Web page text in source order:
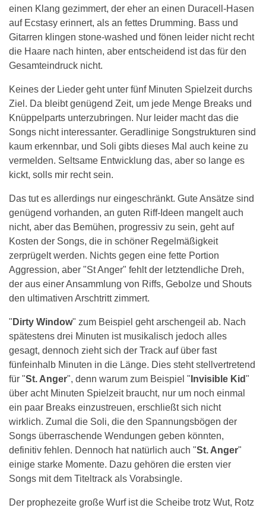
einen Klang gezimmert, der eher an einen Duracell-Hasen
auf Ecstasy erinnert, als an fettes Drumming. Bass und
Gitarren klingen stone-washed und fönen leider nicht recht
die Haare nach hinten, aber entscheidend ist das für den
Gesamteindruck nicht.
Keines der Lieder geht unter fünf Minuten Spielzeit durchs
Ziel. Da bleibt genügend Zeit, um jede Menge Breaks und
Knüppelparts unterzubringen. Nur leider macht das die
Songs nicht interessanter. Geradlinige Songstrukturen sind
kaum erkennbar, und Soli gibts dieses Mal auch keine zu
vermelden. Seltsame Entwicklung das, aber so lange es
kickt, solls mir recht sein.
Das tut es allerdings nur eingeschränkt. Gute Ansätze sind
genügend vorhanden, an guten Riff-Ideen mangelt auch
nicht, aber das Bemühen, progressiv zu sein, geht auf
Kosten der Songs, die in schöner Regelmäßigkeit
zerprügelt werden. Nichts gegen eine fette Portion
Aggression, aber "St Anger" fehlt der letztendliche Dreh,
der aus einer Ansammlung von Riffs, Gebolze und Shouts
den ultimativen Arschtritt zimmert.
" Dirty Window" zum Beispiel geht arschengeil ab. Nach
spätestens drei Minuten ist musikalisch jedoch alles
gesagt, dennoch zieht sich der Track auf über fast
fünfeinhalb Minuten in die Länge. Dies steht stellvertretend
für "St. Anger", denn warum zum Beispiel " Invisible Kid"
über acht Minuten Spielzeit braucht, nur um noch einmal
ein paar Breaks einzustreuen, erschließt sich nicht
wirklich. Zumal die Soli, die den Spannungsbögen der
Songs überraschende Wendungen geben könnten,
definitiv fehlen. Dennoch hat natürlich auch "St. Anger"
einige starke Momente. Dazu gehören die ersten vier
Songs mit dem Titeltrack als Vorabsingle.
Der prophezeite große Wurf ist die Scheibe trotz Wut, Rotz